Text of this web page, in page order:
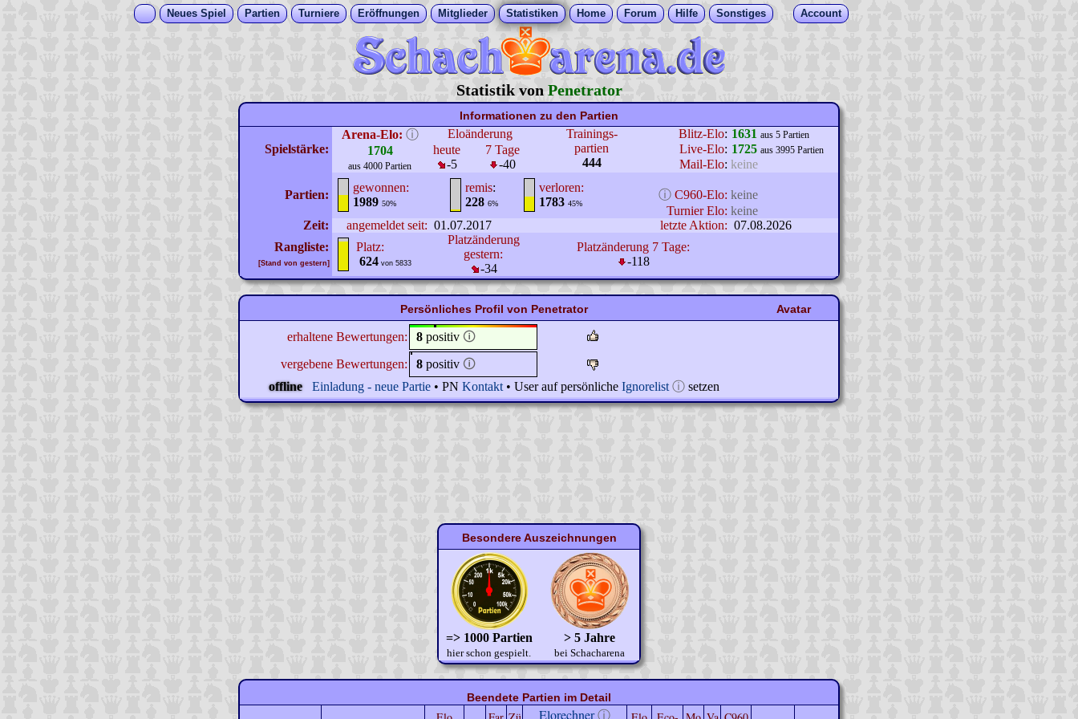
Neues Spiel Partien Turniere Eröffnungen Mitglieder Statistiken Home Forum Hilfe Sonstiges Account
Statistik von Penetrator
Informationen zu den Partien
Spielstärke:
Arena-Elo: ⓘ
1704
aus 4000 Partien
Eloänderung
Trainings-
partien
444
Blitz-Elo: 1631 aus 5 Partien
heute
-5
7 Tage
-40
Live-Elo: 1725 aus 3995 Partien
Mail-Elo: keine
Partien:
gewonnen:
1989 50%
remis:
228 6%
verloren:
1783 45%
ⓘ C960-Elo: keine
Turnier Elo: keine
Zeit:
angemeldet seit: 01.07.2017 letzte Aktion: 07.08.2026
Rangliste:
[Stand von gestern]
Platz:
624 von 5833
Platzänderung
gestern:
-34
Platzänderung 7 Tage:
-118
Persönliches Profil von Penetrator Avatar
erhaltene Bewertungen: 8 positiv 🛈
vergebene Bewertungen:
8 positiv 🛈
offline
Einladung - neue Partie • PN Kontakt • User auf persönliche Ignorelist ⓘ setzen
Besondere Auszeichnungen
=> 1000 Partien
hier schon gespielt.
> 5 Jahre
bei Schacharena
Beendete Partien im Detail
Elorechnerⓘ